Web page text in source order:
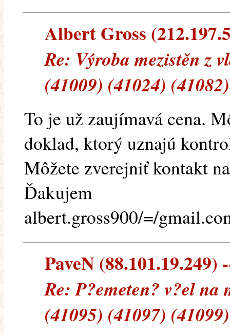
Albert Gross
Re: Výroba mezistěn z
(41009) (41024) (41082)
To je už zaujímavá cena.
doklad, ktorý uznajú
Môžete zverejniť kontakt
Ďakujem
albert.gross900/=/
PaveN (88.101.19.249)
Re: P?emeten? v?el na
(41095) (41097) (41099)